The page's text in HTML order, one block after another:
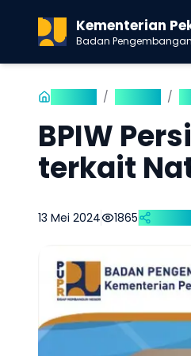
Kementerian
Badan
/ /
BPIW
terkait
13 Mei 2024 1865